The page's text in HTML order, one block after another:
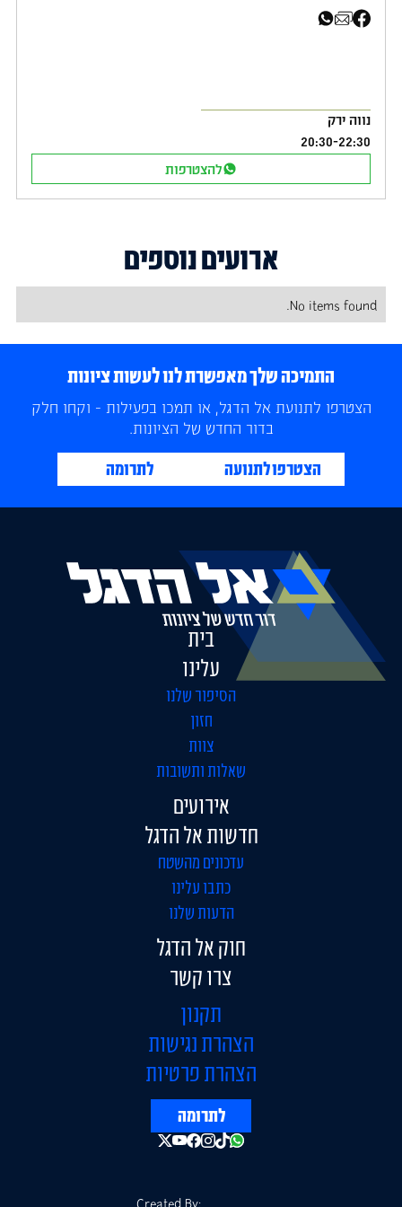
נווה ירק
20:30-22:30
להצטרפות
ארועים נוספים
No items found.
התמיכה שלך מאפשרת לנו לעשות ציונות
הצטרפו לתנועת אל הדגל, או תמכו בפעילות - וקחו חלק
בדור החדש של הציונות.
הצטרפו לתנועה לתרומה
בית
עלינו
הסיפור שלנו
חזון
צוות
שאלות ותשובות
אירועים
חדשות אל הדגל
עדכונים מהשטח
כתבו עלינו
הדעות שלנו
חוק אל הדגל
צרו קשר
תקנון
הצהרת נגישות
הצהרת פרטיות
לתרומה
Created By: